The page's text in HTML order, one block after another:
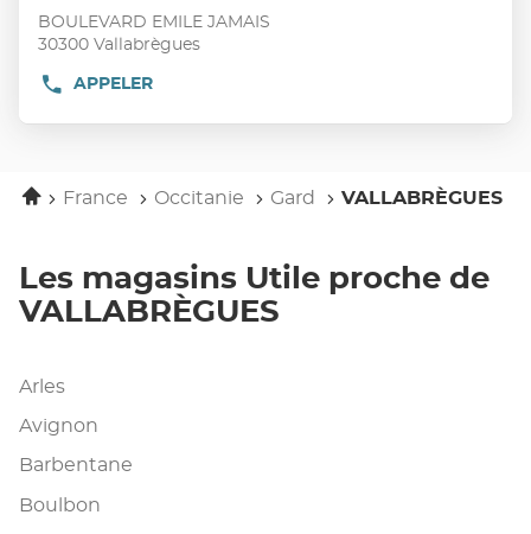
touche
ENTRÉE
obtenir
de
informations
:
BOULEVARD EMILE JAMAIS
30300 Vallabrègues
APPELER
AFFICHER
NUMÉRO
DU
POINT
VALLABRÈGUES
AccueilFrance Occitanie Gard VALLABRÈGUES
Les magasins Utile proche de
VALLABRÈGUES
Arles
Avignon
Barbentane
Boulbon